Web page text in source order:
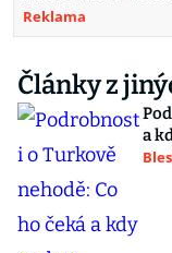
Reklama
Články z
a